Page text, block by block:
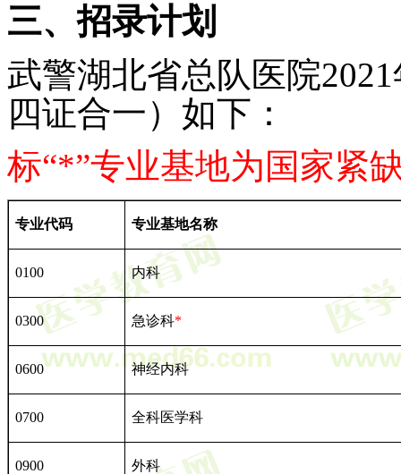
三、招录计划
武警湖北省总队医院2021
四证合一）如下：
标“*”专业基地为国家紧
专业代码 专业基地名称
0100 内科
0300 急诊科*
0600 神经内科
0700 全科医学科
0900 外科